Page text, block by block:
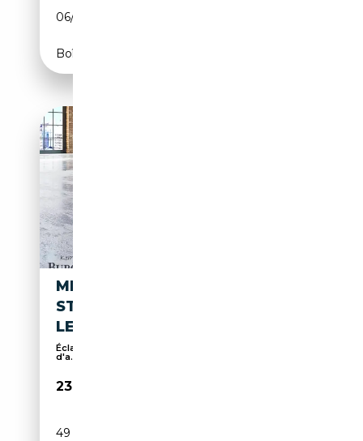
06/2022
Boîte automatique
MERCEDES-BENZ B 250 E
STYLE
LED/AHK/SHZ/RFK/AMB.
Éclairage d'ambiance, Attache remorque, Caméra
d'a...
23 850€
49 300 km